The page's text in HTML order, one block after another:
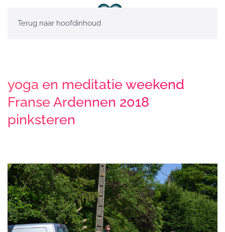
Terug naar hoofdinhoud
yoga en meditatie weekend
Franse Ardennen 2018
pinksteren